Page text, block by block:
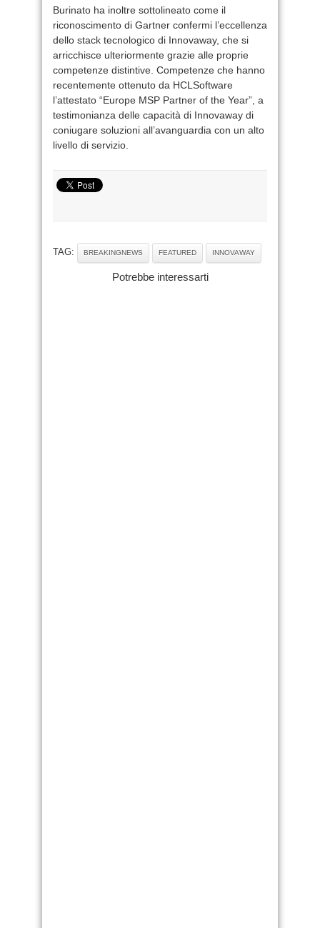
Burinato ha inoltre sottolineato come il
riconoscimento di Gartner confermi l’eccellenza
dello stack tecnologico di Innovaway, che si
arricchisce ulteriormente grazie alle proprie
competenze distintive. Competenze che hanno
recentemente ottenuto da HCLSoftware
l’attestato “Europe MSP Partner of the Year”, a
testimonianza delle capacità di Innovaway di
coniugare soluzioni all’avanguardia con un alto
livello di servizio.
TAG: BREAKINGNEWS FEATURED INNOVAWAY
Potrebbe interessarti